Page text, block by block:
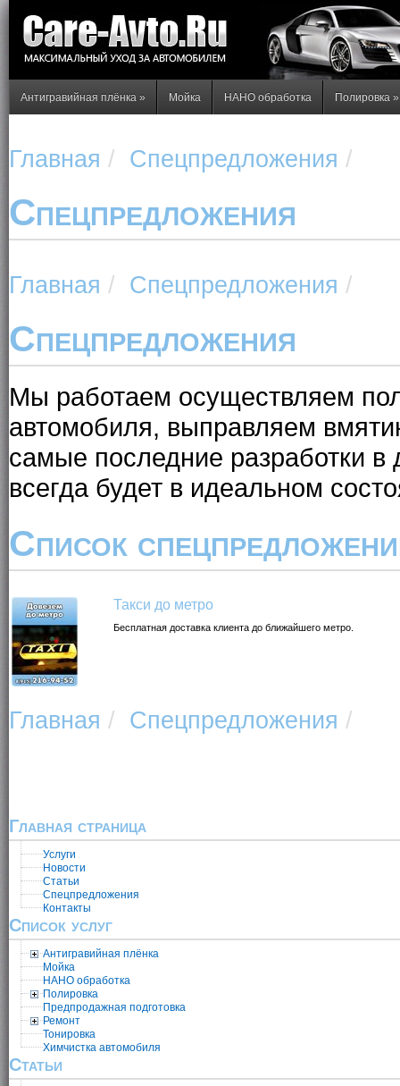
Антигравийная плёнка » Мойка НАНО обработка Полировка »
Главная / Спецпредложения /
Спецпредложения
Главная / Спецпредложения /
Спецпредложения
Мы работаем осуществляем
автомобиля, выправляем
самые последние разработки
всегда будет в идеальном
Список
Такси до метро
Бесплатная доставка клиента до ближайшего метро.
Главная / Спецпредложения /
Главная страница
Услуги
Новости
Статьи
Спецпредложения
Контакты
Список услуг
Антигравийная плёнка
Мойка
НАНО обработка
Полировка
Предпродажная подготовка
Ремонт
Тонировка
Химчистка автомобиля
Статьи